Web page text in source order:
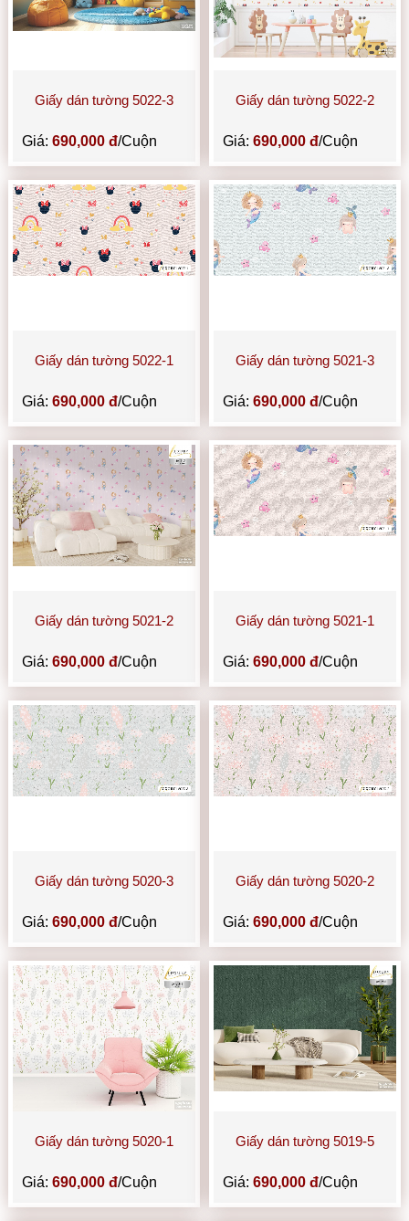
Giấy dán tường 5022-3
Giá:690,000 đ/Cuộn
Giấy dán tường 5022-2
Giá: 690,000 đ/Cuộn
Giấy dán tường 5022-1
Giá:690,000 đ/Cuộn
Giấy dán tường 5021-3
Giá: 690,000 đ/Cuộn
Giấy dán tường 5021-2
Giá:690,000 đ/Cuộn
Giấy dán tường 5021-1
Giá: 690,000 đ/Cuộn
Giấy dán tường 5020-3
Giá:690,000 đ/Cuộn
Giấy dán tường 5020-2
Giá: 690,000 đ/Cuộn
Giấy dán tường 5020-1
Giá:690,000 đ/Cuộn
Giấy dán tường 5019-5
Giá: 690,000 đ/Cuộn